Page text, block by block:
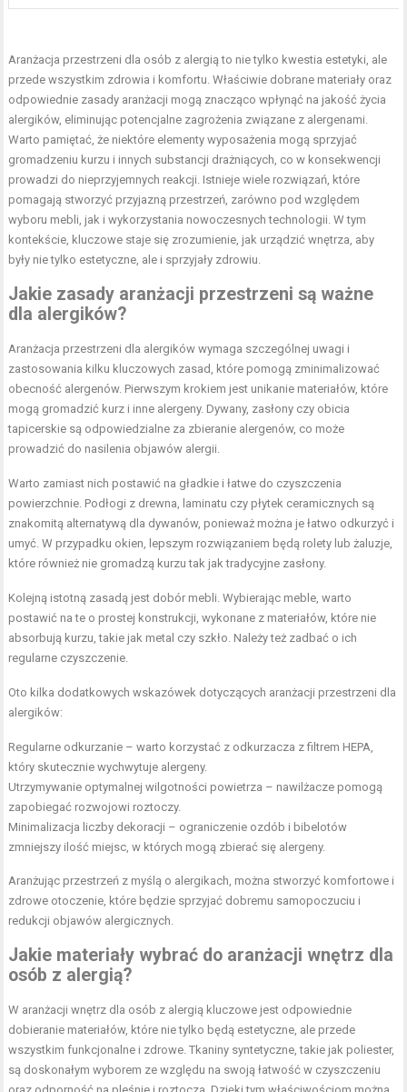
Aranżacja przestrzeni dla osób z alergią to nie tylko kwestia estetyki, ale
przede wszystkim zdrowia i komfortu. Właściwie dobrane materiały oraz
odpowiednie zasady aranżacji mogą znacząco wpłynąć na jakość życia
alergików, eliminując potencjalne zagrożenia związane z alergenami.
Warto pamiętać, że niektóre elementy wyposażenia mogą sprzyjać
gromadzeniu kurzu i innych substancji drażniących, co w konsekwencji
prowadzi do nieprzyjemnych reakcji. Istnieje wiele rozwiązań, które
pomagają stworzyć przyjazną przestrzeń, zarówno pod względem
wyboru mebli, jak i wykorzystania nowoczesnych technologii. W tym
kontekście, kluczowe staje się zrozumienie, jak urządzić wnętrza, aby
były nie tylko estetyczne, ale i sprzyjały zdrowiu.
Jakie zasady aranżacji przestrzeni są ważne
dla alergików?
Aranżacja przestrzeni dla alergików wymaga szczególnej uwagi i
zastosowania kilku kluczowych zasad, które pomogą zminimalizować
obecność alergenów. Pierwszym krokiem jest unikanie materiałów, które
mogą gromadzić kurz i inne alergeny. Dywany, zasłony czy obicia
tapicerskie są odpowiedzialne za zbieranie alergenów, co może
prowadzić do nasilenia objawów alergii.
Warto zamiast nich postawić na gładkie i łatwe do czyszczenia
powierzchnie. Podłogi z drewna, laminatu czy płytek ceramicznych są
znakomitą alternatywą dla dywanów, ponieważ można je łatwo odkurzyć i
umyć. W przypadku okien, lepszym rozwiązaniem będą rolety lub żaluzje,
które również nie gromadzą kurzu tak jak tradycyjne zasłony.
Kolejną istotną zasadą jest dobór mebli. Wybierając meble, warto
postawić na te o prostej konstrukcji, wykonane z materiałów, które nie
absorbują kurzu, takie jak metal czy szkło. Należy też zadbać o ich
regularne czyszczenie.
Oto kilka dodatkowych wskazówek dotyczących aranżacji przestrzeni dla
alergików:
Regularne odkurzanie – warto korzystać z odkurzacza z filtrem HEPA,
który skutecznie wychwytuje alergeny.
Utrzymywanie optymalnej wilgotności powietrza – nawilżacze pomogą
zapobiegać rozwojowi roztoczy.
Minimalizacja liczby dekoracji – ograniczenie ozdób i bibelotów
zmniejszy ilość miejsc, w których mogą zbierać się alergeny.
Aranżując przestrzeń z myślą o alergikach, można stworzyć komfortowe i
zdrowe otoczenie, które będzie sprzyjać dobremu samopoczuciu i
redukcji objawów alergicznych.
Jakie materiały wybrać do aranżacji wnętrz dla
osób z alergią?
W aranżacji wnętrz dla osób z alergią kluczowe jest odpowiednie
dobieranie materiałów, które nie tylko będą estetyczne, ale przede
wszystkim funkcjonalne i zdrowe. Tkaniny syntetyczne, takie jak poliester,
są doskonałym wyborem ze względu na swoją łatwość w czyszczeniu